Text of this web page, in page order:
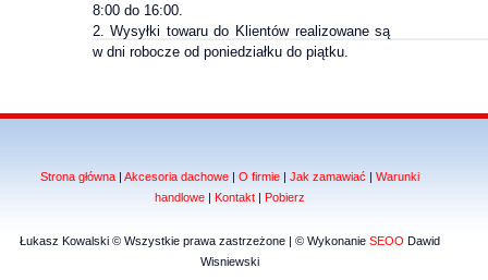
8:00 do 16:00.
2. Wysyłki towaru do Klientów realizowane są
w dni robocze od poniedziałku do piątku.
Strona główna| Akcesoria dachowe| O firmie| Jak zamawiać | Warunki
handlowe| Kontakt| Pobierz
Łukasz Kowalski © Wszystkie prawa zastrzeżone | © Wykonanie SEOO Dawid
Wisniewski